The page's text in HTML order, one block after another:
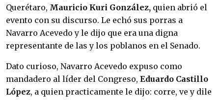
Querétaro, Mauricio Kuri González, quien abrió el
evento con su discurso. Le echó sus porras a
Navarro Acevedo y le dijo que era una digna
representante de las y los poblanos en el Senado.
Dato curioso, Navarro Acevedo expuso como
mandadero al líder del Congreso, Eduardo Castillo
López, a quien practicamente le dijo: corre, ve y dile